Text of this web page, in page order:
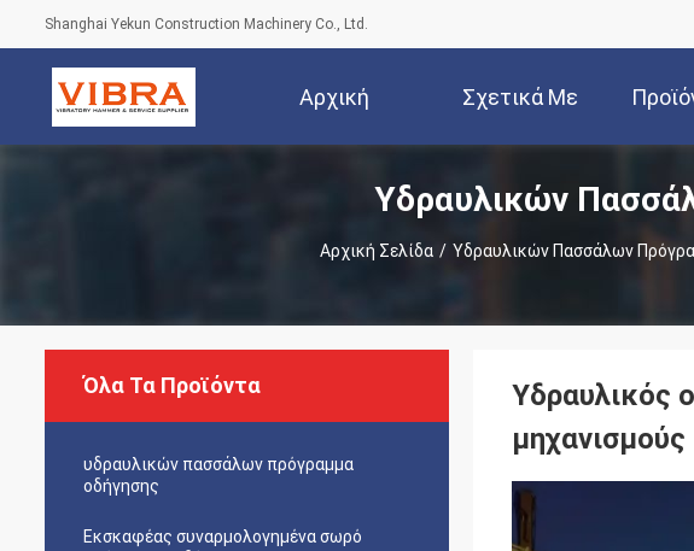
Shanghai Yekun Construction Machinery Co., Ltd.
Αρχική Σχετικά Με
Εμάς
Υδραυλικών
Αρχική Σελίδα / Υδραυλικών Πασσάλων
Όλα Τα Προϊόντα
υδραυλικών πασσάλων πρόγραμμα
οδήγησης
Εκσκαφέας συναρμολογημένα σωρό
Υδραυλικός
μηχανισμούς